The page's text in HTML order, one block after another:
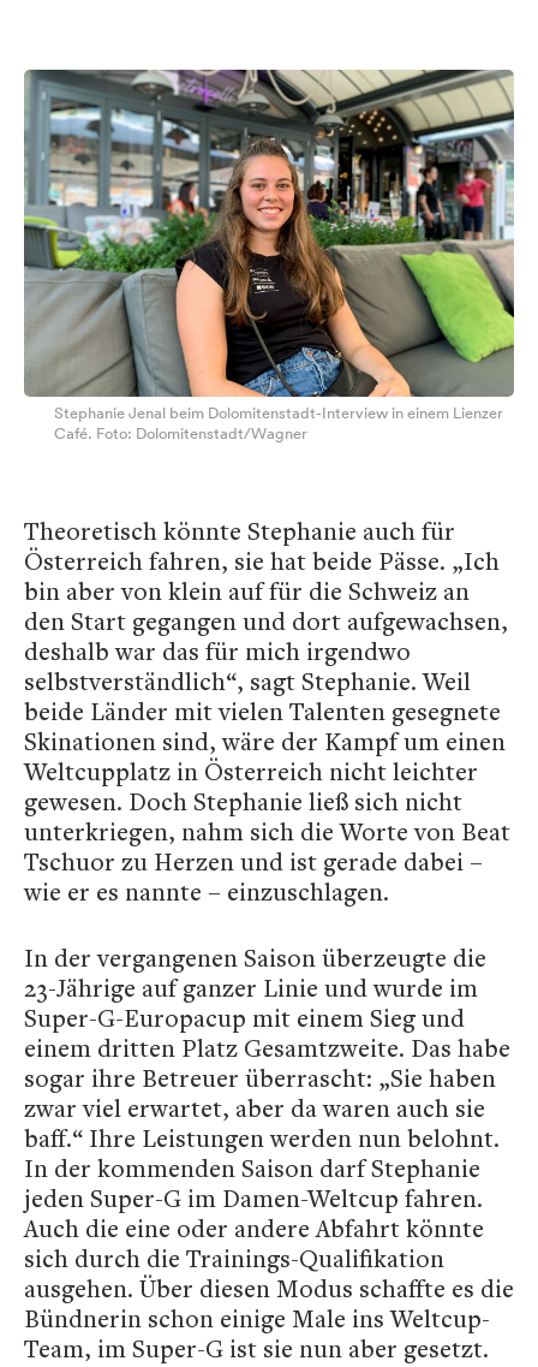
Stephanie Jenal beim Dolomitenstadt-Interview in einem Lienzer
Café. Foto: Dolomitenstadt/Wagner
Theoretisch könnte Stephanie auch für
Österreich fahren, sie hat beide Pässe. „Ich
bin aber von klein auf für die Schweiz an
den Start gegangen und dort aufgewachsen,
deshalb war das für mich irgendwo
selbstverständlich“, sagt Stephanie. Weil
beide Länder mit vielen Talenten gesegnete
Skinationen sind, wäre der Kampf um einen
Weltcupplatz in Österreich nicht leichter
gewesen. Doch Stephanie ließ sich nicht
unterkriegen, nahm sich die Worte von Beat
Tschuor zu Herzen und ist gerade dabei –
wie er es nannte – einzuschlagen.
In der vergangenen Saison überzeugte die
23-Jährige auf ganzer Linie und wurde im
Super-G-Europacup mit einem Sieg und
einem dritten Platz Gesamtzweite. Das habe
sogar ihre Betreuer überrascht: „Sie haben
zwar viel erwartet, aber da waren auch sie
baff.“ Ihre Leistungen werden nun belohnt.
In der kommenden Saison darf Stephanie
jeden Super-G im Damen-Weltcup fahren.
Auch die eine oder andere Abfahrt könnte
sich durch die Trainings-Qualifikation
ausgehen. Über diesen Modus schaffte es die
Bündnerin schon einige Male ins Weltcup-
Team, im Super-G ist sie nun aber gesetzt.